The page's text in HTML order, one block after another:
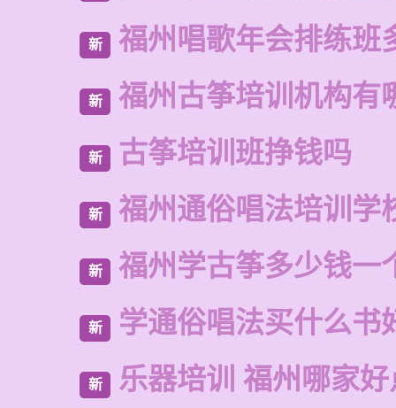
新 福州唱歌年会排练班
新 福州古筝培训机构有
新 古筝培训班挣钱吗
新 福州通俗唱法培训学
新 福州学古筝多少钱一
新 学通俗唱法买什么书
新 乐器培训 福州哪家